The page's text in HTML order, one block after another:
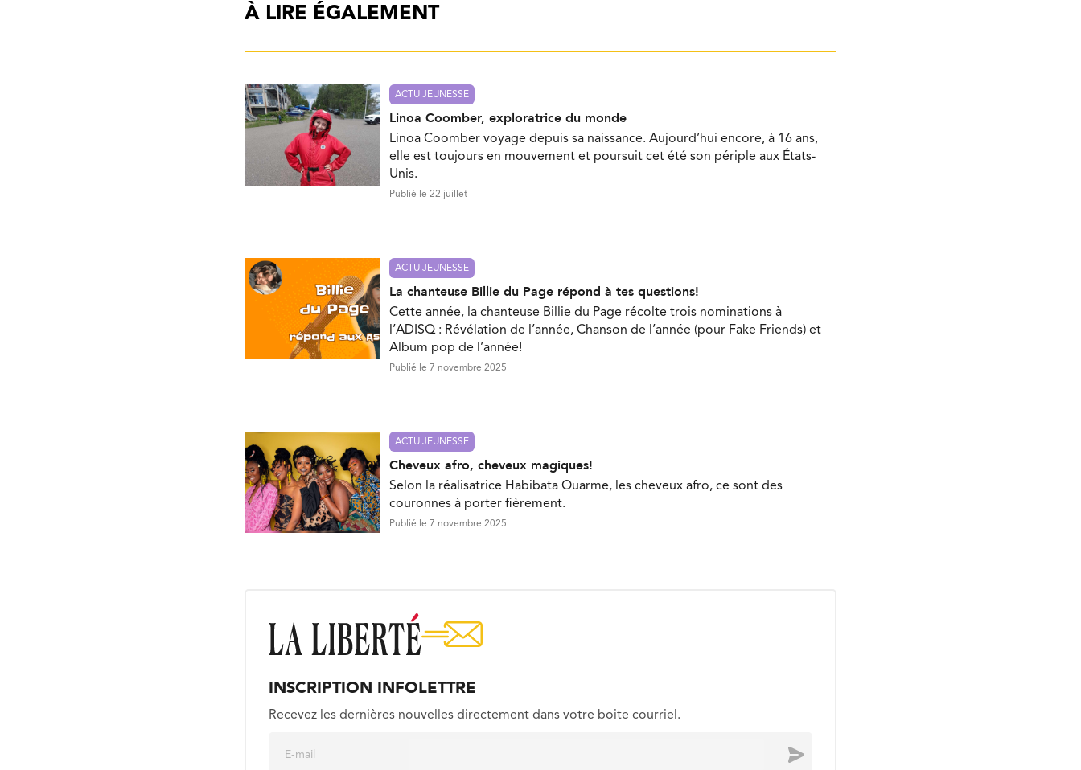
À LIRE ÉGALEMENT
ACTU JEUNESSE
Linoa Coomber, exploratrice du monde
Linoa Coomber voyage depuis sa naissance. Aujourd’hui encore, à 16 ans,
elle est toujours en mouvement et poursuit cet été son périple aux États-
Unis.
Publié le 22 juillet
ACTU JEUNESSE
La chanteuse Billie du Page répond à tes questions!
Cette année, la chanteuse Billie du Page récolte trois nominations à
l’ADISQ : Révélation de l’année, Chanson de l’année (pour Fake Friends) et
Album pop de l’année!
Publié le 7 novembre 2025
ACTU JEUNESSE
Cheveux afro, cheveux magiques!
Selon la réalisatrice Habibata Ouarme, les cheveux afro, ce sont des
couronnes à porter fièrement.
Publié le 7 novembre 2025
INSCRIPTION INFOLETTRE
Recevez les dernières nouvelles directement dans votre boite courriel.
Envoyer